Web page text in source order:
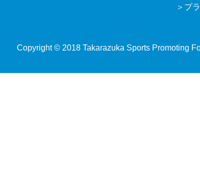
プ
Copyright © 2018 Takarazuka Sports Promoting